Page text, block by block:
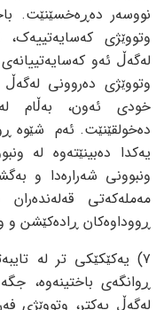
نووسه‌ر ده‌ڕه‌خسێنێت.
وتووێژی
له‌گه‌ڵ ئه‌و
وتووێژی ده‌روونی له‌گه‌ڵ
خودی ئه‌ون، به‌ڵام
ده‌خولقێنێت. ئه‌م شێوه‌
یه‌کدا ده‌بینێته‌وه‌ له‌
ونبوونی شه‌راره‌دا و
مه‌مله‌که‌تی
ڕووداوه‌کان ڕاده‌کێشن و
٧) یه‌کێکێکی تر له‌
ڕوانگه‌ی باختینه‌وه‌،
له‌گه‌ڵ یه‌کتر، وتووێژی